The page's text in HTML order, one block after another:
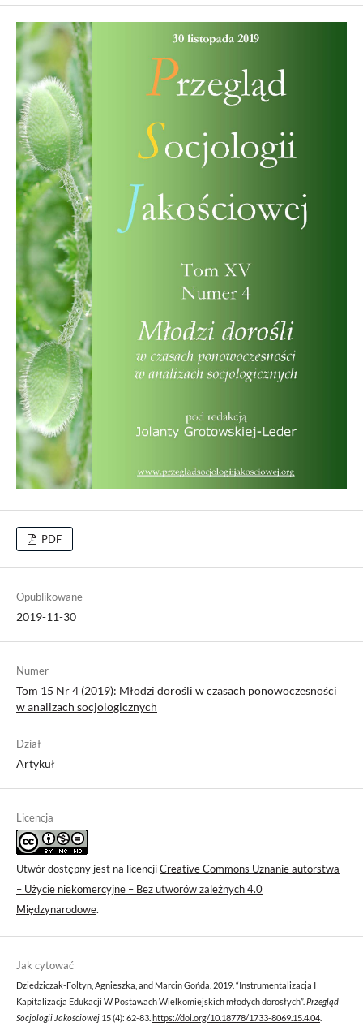
PDF
Opublikowane
2019-11-30
Numer
Tom 15 Nr 4 (2019): Młodzi dorośli w czasach ponowoczesności
w analizach socjologicznych
Dział
Artykuł
Licencja
Utwór dostępny jest na licencjiCreative Commons Uznanie autorstwa
– Użycie niekomercyjne – Bez utworów zależnych 4.0
Międzynarodowe.
Jak cytować
Dziedziczak-Foltyn, Agnieszka, and Marcin Gońda. 2019. “Instrumentalizacja I
Kapitalizacja Edukacji W Postawach Wielkomiejskich młodych dorosłych”. Przegląd
Socjologii Jakościowej 15 (4): 62-83. https://doi.org/10.18778/1733-8069.15.4.04.